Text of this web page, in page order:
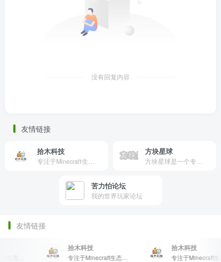
没有回复内容
友情链接
拾木科技
专注于Minecraft生态建设
方块星球
方块星球是一个专注于我的世界的中文论坛，提供丰富的资源分享、玩家交流和创意展示，包括地图、皮肤、数据包等内容，打造Minecraft玩家的专属社区乐园！
苦力怕论坛
我的世界玩家论坛
友情链接
拾木科技
专注于Minecraft生态建设
拾木科技
专注于